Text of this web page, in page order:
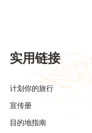
实用链接
计划你的旅行
宣传册
目的地指南